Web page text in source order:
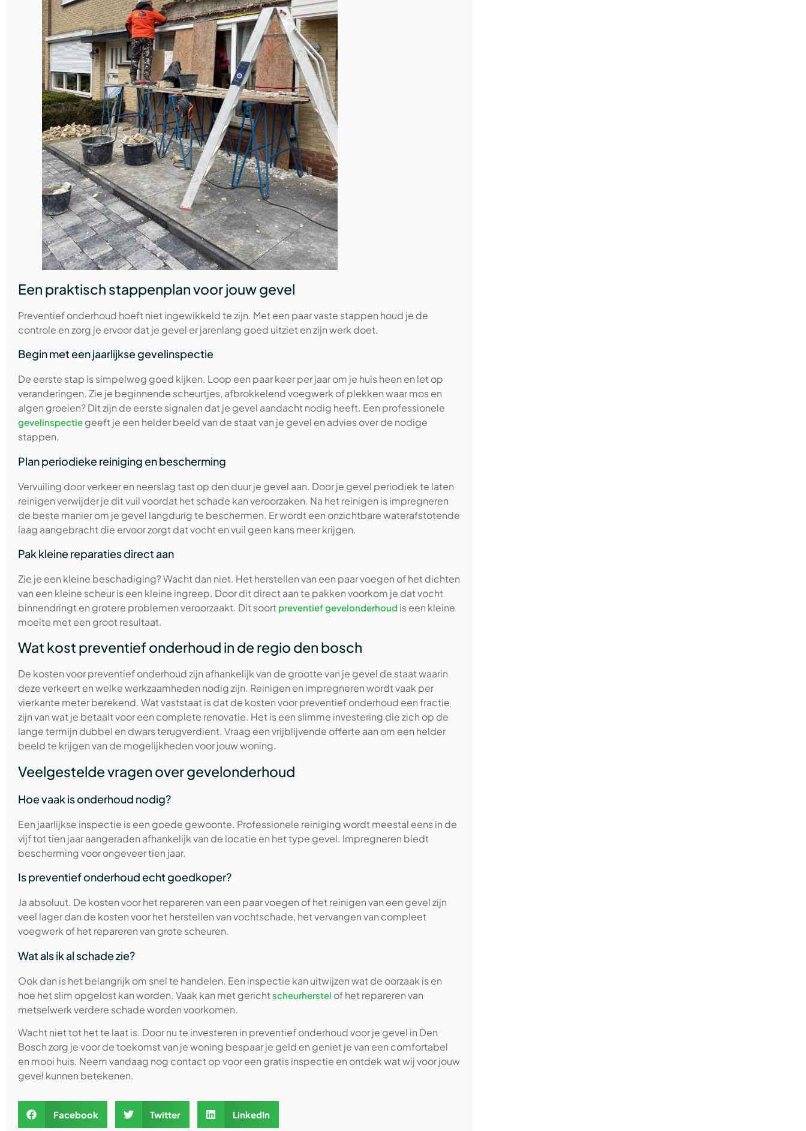
Een praktisch stappenplan voor jouw gevel
Preventief onderhoud hoeft niet ingewikkeld te zijn. Met een paar vaste stappen houd je de
controle en zorg je ervoor dat je gevel er jarenlang goed uitziet en zijn werk doet.
Begin met een jaarlijkse gevelinspectie
De eerste stap is simpelweg goed kijken. Loop een paar keer per jaar om je huis heen en let op
veranderingen. Zie je beginnende scheurtjes, afbrokkelend voegwerk of plekken waar mos en
algen groeien? Dit zijn de eerste signalen dat je gevel aandacht nodig heeft. Een professionele
gevelinspectie geeft je een helder beeld van de staat van je gevel en advies over de nodige
stappen.
Plan periodieke reiniging en bescherming
Vervuiling door verkeer en neerslag tast op den duur je gevel aan. Door je gevel periodiek te laten
reinigen verwijder je dit vuil voordat het schade kan veroorzaken. Na het reinigen is impregneren
de beste manier om je gevel langdurig te beschermen. Er wordt een onzichtbare waterafstotende
laag aangebracht die ervoor zorgt dat vocht en vuil geen kans meer krijgen.
Pak kleine reparaties direct aan
Zie je een kleine beschadiging? Wacht dan niet. Het herstellen van een paar voegen of het dichten
van een kleine scheur is een kleine ingreep. Door dit direct aan te pakken voorkom je dat vocht
binnendringt en grotere problemen veroorzaakt. Dit soort preventief gevelonderhoud is een kleine
moeite met een groot resultaat.
Wat kost preventief onderhoud in de regio den bosch
De kosten voor preventief onderhoud zijn afhankelijk van de grootte van je gevel de staat waarin
deze verkeert en welke werkzaamheden nodig zijn. Reinigen en impregneren wordt vaak per
vierkante meter berekend. Wat vaststaat is dat de kosten voor preventief onderhoud een fractie
zijn van wat je betaalt voor een complete renovatie. Het is een slimme investering die zich op de
lange termijn dubbel en dwars terugverdient. Vraag een vrijblijvende offerte aan om een helder
beeld te krijgen van de mogelijkheden voor jouw woning.
Veelgestelde vragen over gevelonderhoud
Hoe vaak is onderhoud nodig?
Een jaarlijkse inspectie is een goede gewoonte. Professionele reiniging wordt meestal eens in de
vijf tot tien jaar aangeraden afhankelijk van de locatie en het type gevel. Impregneren biedt
bescherming voor ongeveer tien jaar.
Is preventief onderhoud echt goedkoper?
Ja absoluut. De kosten voor het repareren van een paar voegen of het reinigen van een gevel zijn
veel lager dan de kosten voor het herstellen van vochtschade, het vervangen van compleet
voegwerk of het repareren van grote scheuren.
Wat als ik al schade zie?
Ook dan is het belangrijk om snel te handelen. Een inspectie kan uitwijzen wat de oorzaak is en
hoe het slim opgelost kan worden. Vaak kan met gericht scheurherstel of het repareren van
metselwerk verdere schade worden voorkomen.
Wacht niet tot het te laat is. Door nu te investeren in preventief onderhoud voor je gevel in Den
Bosch zorg je voor de toekomst van je woning bespaar je geld en geniet je van een comfortabel
en mooi huis. Neem vandaag nog contact op voor een gratis inspectie en ontdek wat wij voor jouw
gevel kunnen betekenen.
Facebook Twitter LinkedIn